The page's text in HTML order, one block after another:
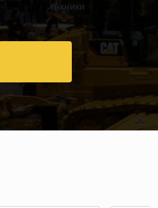
техники